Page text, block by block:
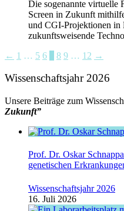
Die sogenannte virtuelle
Screen in Zukunft
und CGI-Projektionen in
zukunftsweisende
← 1 … 5 6 8 9 … 12 →
Wissenschaftsjahr 2026
Unsere Beiträge zum
Zukunft”
Prof. Dr. Oskar
genetischen
Wissenschaftsjahr 2026
16. Juli 2026